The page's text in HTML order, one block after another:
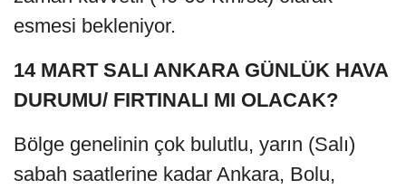
esmesi bekleniyor.
14 MART SALI ANKARA GÜNLÜK HAVA
DURUMU/ FIRTINALI MI OLACAK?
Bölge genelinin çok bulutlu, yarın (Salı)
sabah saatlerine kadar Ankara, Bolu,